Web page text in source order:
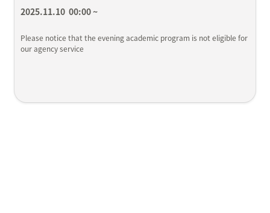
2025.11.10  00:00 ~
Please notice that the evening academic program is not eligible for
our agency service